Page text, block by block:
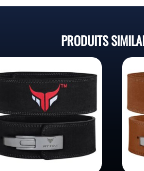
PRODUITS